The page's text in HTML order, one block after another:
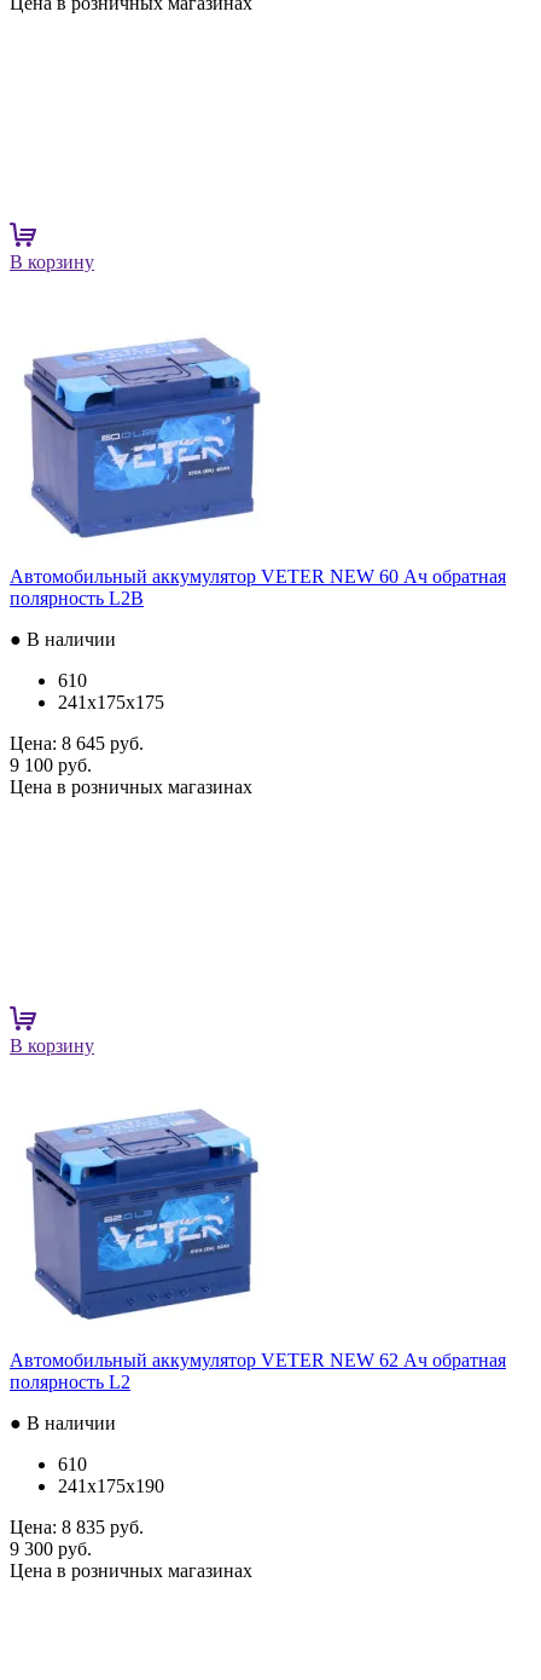
В корзину
Автомобильный аккумулятор VETER NEW 60 Ач обратная
полярность L2B
● В наличии
610
241x175x175
Цена: 8 645 руб.
9 100 руб.
Цена в розничных магазинах
В корзину
Автомобильный аккумулятор VETER NEW 62 Ач обратная
полярность L2
● В наличии
610
241x175x190
Цена: 8 835 руб.
9 300 руб.
Цена в розничных магазинах